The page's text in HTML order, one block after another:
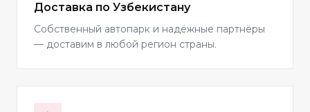
Доставка по Узбекистану
Собственный автопарк и надёжные партнёры
— доставим в любой регион страны.